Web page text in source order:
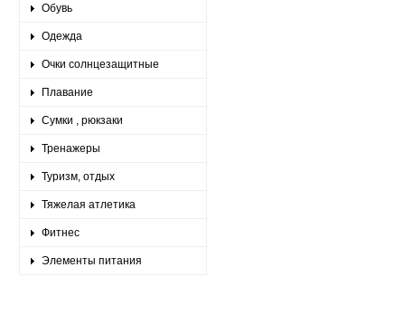
Обувь
Одежда
Очки солнцезащитные
Плавание
Сумки , рюкзаки
Тренажеры
Туризм, отдых
Тяжелая атлетика
Фитнес
Элементы питания